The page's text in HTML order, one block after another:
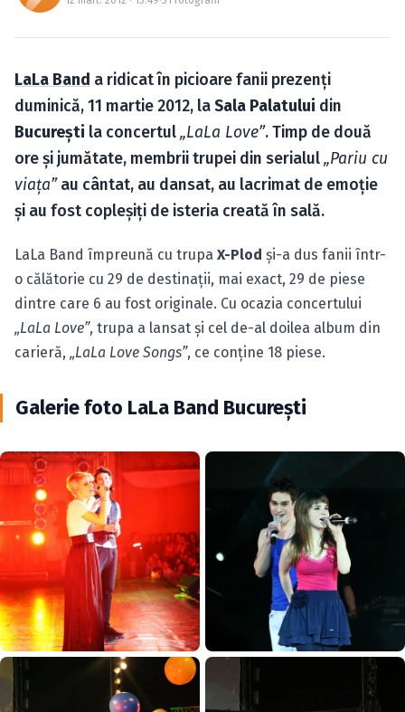
Caută în site...
LaLa Band a ridicat în picioare fanii prezenţi
duminică, 11 martie 2012, laSala Palatului din
Bucureşti la concertul„LaLa Love”. Timp de două
ore şi jumătate, membrii trupei din serialul„Pariu cu
viaţa”au cântat, au dansat, au lacrimat de emoţie
şi au fost copleşiţi de isteria creată în sală.
LaLa Band împreună cu trupa X-Plod şi-a dus fanii într-
o călătorie cu 29 de destinaţii, mai exact, 29 de piese
dintre care 6 au fost originale. Cu ocazia concertului
„LaLa Love”, trupa a lansat şi cel de-al doilea album din
carieră, „LaLa Love Songs”, ce conţine 18 piese.
Galerie foto LaLa Band Bucureşti